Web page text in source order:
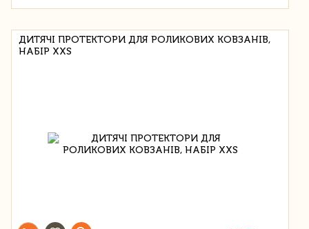
ДИТЯЧІ ПРОТЕКТОРИ ДЛЯ РОЛИКОВИХ КОВЗАНІВ,
НАБІР XXS